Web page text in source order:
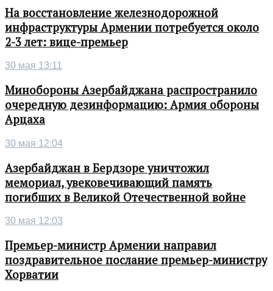
На восстановление железнодорожной
инфраструктуры Армении потребуется около
2-3 лет: вице-премьер
30 мая 13:11
Минобороны Азербайджана распространило
очередную дезинформацию: Армия обороны
Арцаха
30 мая 12:04
Азербайджан в Бердзоре уничтожил
мемориал, увековечивающий память
погибших в Великой Отечественной войне
30 мая 12:03
Премьер-министр Армении направил
поздравительное послание премьер-министру
Хорватии